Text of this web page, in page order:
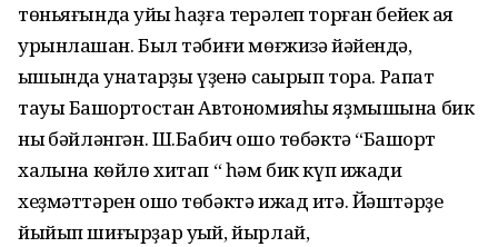
төньяғында ҡуйы һаҙға терәлеп торған бейек ҡая
урынлашҡан. Был тәбиғи мөғжизә йәйендә,
ҡышында ҡунаҡтарҙы үҙенә саҡырып тора. Рапат
тауы Башҡортостан Автономияһы яҙмышына бик
ныҡ бәйләнгән. Ш.Бабич ошо төбәктә “Башҡорт
халҡына көйлө хитап “ һәм бик күп ижади
хеҙмәттәрен ошо төбәктә ижад итә. Йәштәрҙе
йыйып шиғырҙар уҡый, йырлай,